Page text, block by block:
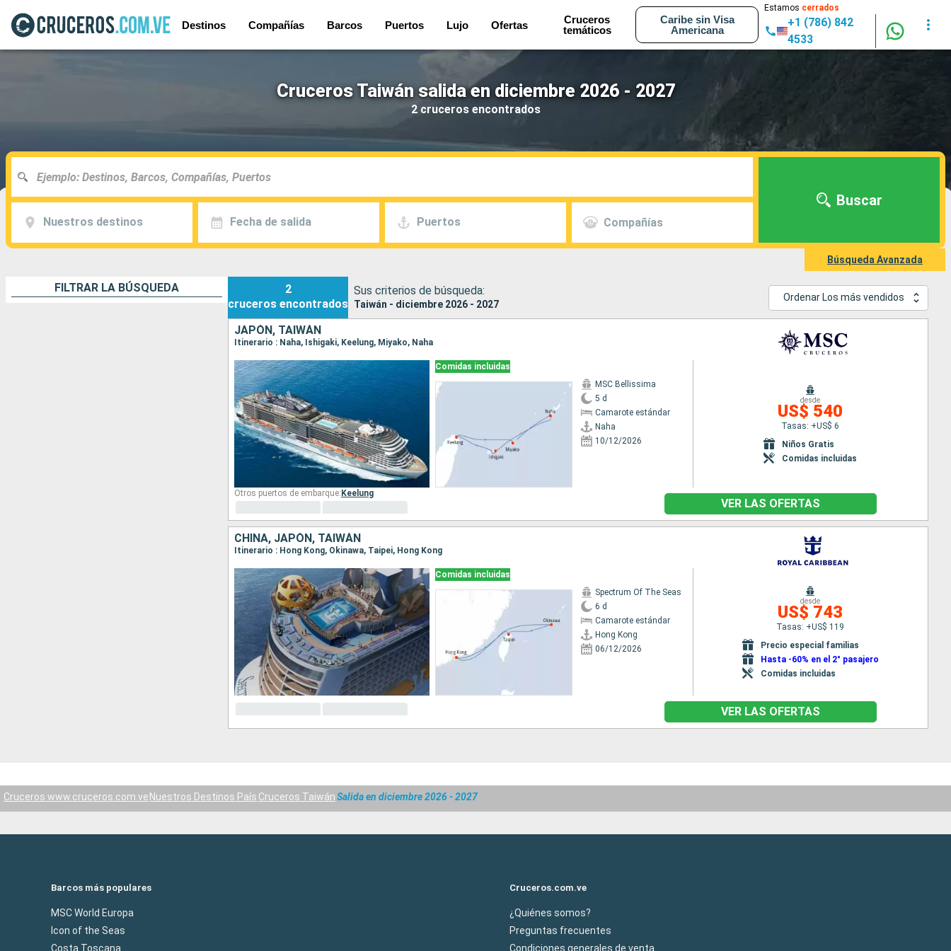
Destinos Compañías Barcos Puertos Lujo Ofertas
Cruceros
temáticos
Caribe sin Visa
Americana
Estamos cerrados
+1 (786) 842
4533
Cruceros Taiwán salida en diciembre 2026 - 2027
2 cruceros encontrados
Nuestros destinos Fecha de salida Puertos Compañías
Buscar
Búsqueda Avanzada
FILTRAR LA BÚSQUEDA
2
cruceros encontrados
Sus criterios de búsqueda:
Taiwán - diciembre 2026 - 2027
Ordenar Los más vendidos
JAPÓN, TAIWÁN
Itinerario : Naha, Ishigaki, Keelung, Miyako, Naha
Comidas incluidas
MSC Bellissima
5 d
Camarote estándar
Naha
10/12/2026
desde
US$ 540
Tasas: +US$ 6
Niños Gratis
Comidas incluidas
Otros puertos de embarque: Keelung
VER LAS OFERTAS
CHINA, JAPÓN, TAIWÁN
Itinerario : Hong Kong, Okinawa, Taipei, Hong Kong
Comidas incluidas
Spectrum Of The Seas
6 d
Camarote estándar
Hong Kong
06/12/2026
desde
US$ 743
Tasas: +US$ 119
Precio especial familias
Hasta -60% en el 2° pasajero
Comidas incluidas
VER LAS OFERTAS
Cruceros www.cruceros.com.ve Nuestros Destinos País Cruceros TaiwánSalida en diciembre 2026 - 2027
Barcos más populares
MSC World Europa
Icon of the Seas
Costa Toscana
Cruceros.com.ve
¿Quiénes somos?
Preguntas frecuentes
Condiciones generales de venta